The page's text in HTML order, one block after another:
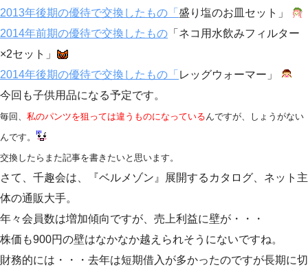
2013年後期の優待で交換したもの 「 盛り塩のお皿セット」
2014年前期の優待で交換したもの 「ネコ用水飲みフィルター
×2セット」
2014年後期の優待で交換したもの 「 レッグウォーマー」
今回も子供用品になる予定です。
毎回、 私のパンツを狙っては違うものになっているんですが、しょうがない
んです。
交換したらまた記事を書きたいと思います。
さて、千趣会は、『ベルメゾン』展開するカタログ、ネット主
体の通販大手。
年々会員数は増加傾向ですが、売上利益に壁が・・・
株価も900円の壁はなかなか越えられそうにないですね。
財務的には・・・去年は短期借入が多かったのですが長期に切